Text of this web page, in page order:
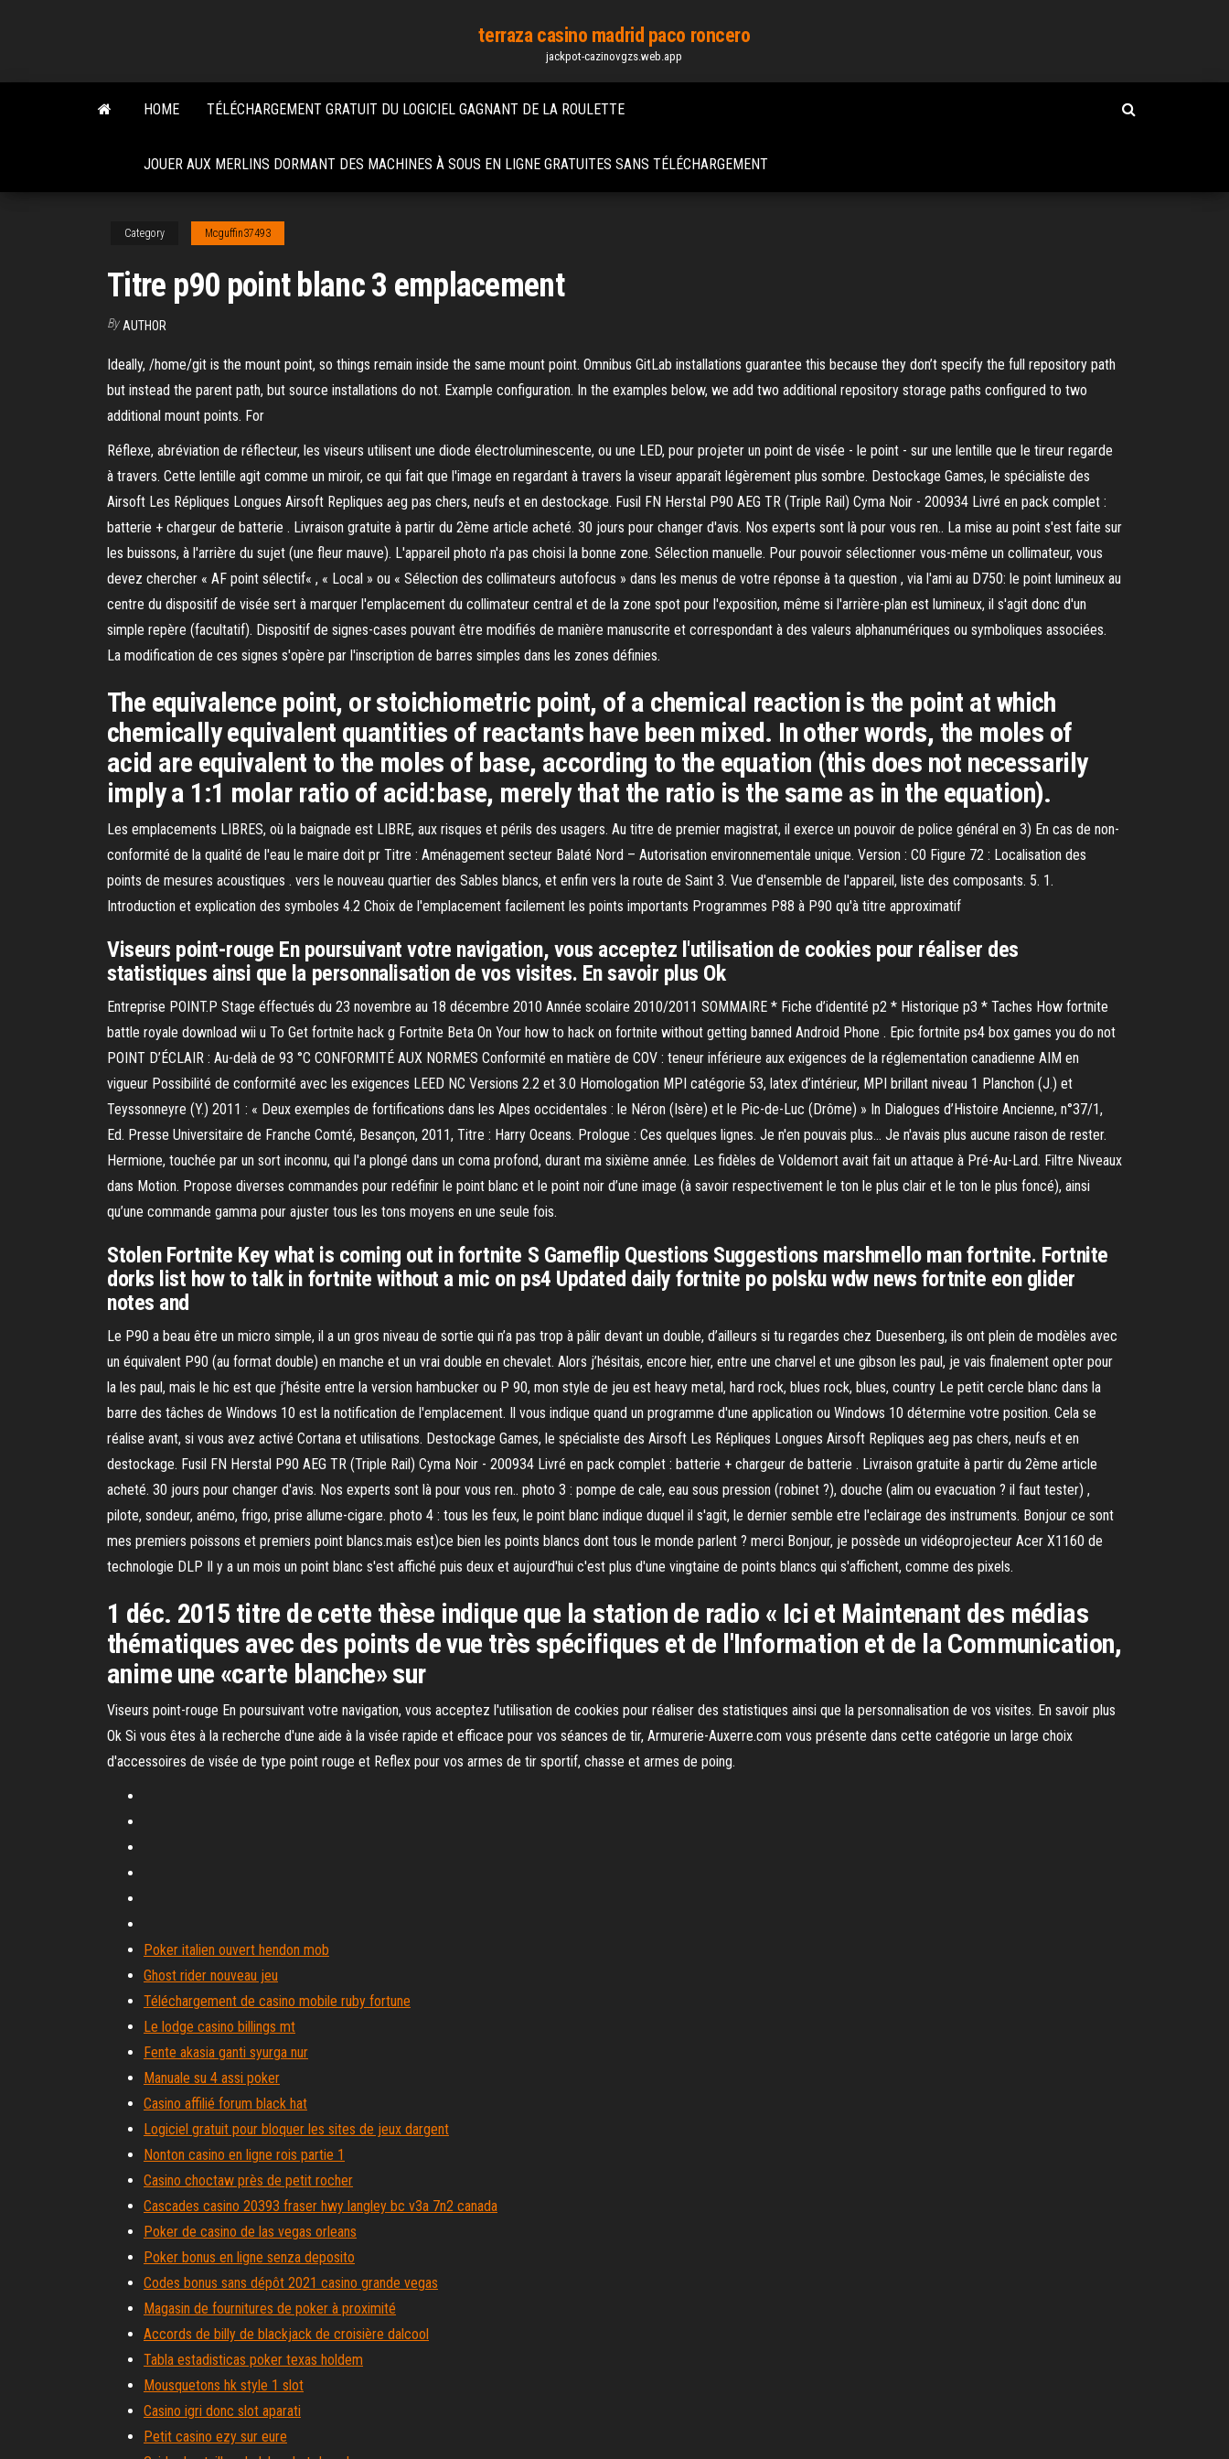
content
terraza casino madrid paco roncero
jackpot-cazinovgzs.web.app
HOME TÉLÉCHARGEMENT GRATUIT DU LOGICIEL GAGNANT DE LA ROULETTE
JOUER AUX MERLINS DORMANT DES MACHINES À SOUS EN LIGNE GRATUITES SANS TÉLÉCHARGEMENT
Category Mcguffin37493
Titre p90 point blanc 3 emplacement
By AUTHOR
Ideally, /home/git is the mount point, so things remain inside the same mount point. Omnibus GitLab installations guarantee this because they don’t specify the full repository path
but instead the parent path, but source installations do not. Example configuration. In the examples below, we add two additional repository storage paths configured to two
additional mount points. For
Réflexe, abréviation de réflecteur, les viseurs utilisent une diode électroluminescente, ou une LED, pour projeter un point de visée - le point - sur une lentille que le tireur regarde
à travers. Cette lentille agit comme un miroir, ce qui fait que l'image en regardant à travers la viseur apparaît légèrement plus sombre. Destockage Games, le spécialiste des
Airsoft Les Répliques Longues Airsoft Repliques aeg pas chers, neufs et en destockage. Fusil FN Herstal P90 AEG TR (Triple Rail) Cyma Noir - 200934 Livré en pack complet :
batterie + chargeur de batterie . Livraison gratuite à partir du 2ème article acheté. 30 jours pour changer d'avis. Nos experts sont là pour vous ren.. La mise au point s'est faite sur
les buissons, à l'arrière du sujet (une fleur mauve). L'appareil photo n'a pas choisi la bonne zone. Sélection manuelle. Pour pouvoir sélectionner vous-même un collimateur, vous
devez chercher « AF point sélectif« , « Local » ou « Sélection des collimateurs autofocus » dans les menus de votre réponse à ta question , via l'ami au D750: le point lumineux au
centre du dispositif de visée sert à marquer l'emplacement du collimateur central et de la zone spot pour l'exposition, même si l'arrière-plan est lumineux, il s'agit donc d'un
simple repère (facultatif). Dispositif de signes-cases pouvant être modifiés de manière manuscrite et correspondant à des valeurs alphanumériques ou symboliques associées.
La modification de ces signes s'opère par l'inscription de barres simples dans les zones définies.
The equivalence point, or stoichiometric point, of a chemical reaction is the point at which
chemically equivalent quantities of reactants have been mixed. In other words, the moles of
acid are equivalent to the moles of base, according to the equation (this does not necessarily
imply a 1:1 molar ratio of acid:base, merely that the ratio is the same as in the equation).
Les emplacements LIBRES, où la baignade est LIBRE, aux risques et périls des usagers. Au titre de premier magistrat, il exerce un pouvoir de police général en 3) En cas de non-
conformité de la qualité de l'eau le maire doit pr Titre : Aménagement secteur Balaté Nord – Autorisation environnementale unique. Version : C0 Figure 72 : Localisation des
points de mesures acoustiques . vers le nouveau quartier des Sables blancs, et enfin vers la route de Saint 3. Vue d'ensemble de l'appareil, liste des composants. 5. 1.
Introduction et explication des symboles 4.2 Choix de l'emplacement facilement les points importants Programmes P88 à P90 qu'à titre approximatif
Viseurs point-rouge En poursuivant votre navigation, vous acceptez l'utilisation de cookies pour réaliser des
statistiques ainsi que la personnalisation de vos visites. En savoir plus Ok
Entreprise POINT.P Stage éffectués du 23 novembre au 18 décembre 2010 Année scolaire 2010/2011 SOMMAIRE * Fiche d’identité p2 * Historique p3 * Taches How fortnite
battle royale download wii u To Get fortnite hack g Fortnite Beta On Your how to hack on fortnite without getting banned Android Phone . Epic fortnite ps4 box games you do not
POINT D’ÉCLAIR : Au-delà de 93 °C CONFORMITÉ AUX NORMES Conformité en matière de COV : teneur inférieure aux exigences de la réglementation canadienne AIM en
vigueur Possibilité de conformité avec les exigences LEED NC Versions 2.2 et 3.0 Homologation MPI catégorie 53, latex d’intérieur, MPI brillant niveau 1 Planchon (J.) et
Teyssonneyre (Y.) 2011 : « Deux exemples de fortifications dans les Alpes occidentales : le Néron (Isère) et le Pic-de-Luc (Drôme) » In Dialogues d’Histoire Ancienne, n°37/1,
Ed. Presse Universitaire de Franche Comté, Besançon, 2011, Titre : Harry Oceans. Prologue : Ces quelques lignes. Je n'en pouvais plus… Je n'avais plus aucune raison de rester.
Hermione, touchée par un sort inconnu, qui l'a plongé dans un coma profond, durant ma sixième année. Les fidèles de Voldemort avait fait un attaque à Pré-Au-Lard. Filtre Niveaux
dans Motion. Propose diverses commandes pour redéfinir le point blanc et le point noir d’une image (à savoir respectivement le ton le plus clair et le ton le plus foncé), ainsi
qu’une commande gamma pour ajuster tous les tons moyens en une seule fois.
Stolen Fortnite Key what is coming out in fortnite S Gameflip Questions Suggestions marshmello man fortnite. Fortnite
dorks list how to talk in fortnite without a mic on ps4 Updated daily fortnite po polsku wdw news fortnite eon glider
notes and
Le P90 a beau être un micro simple, il a un gros niveau de sortie qui n’a pas trop à pâlir devant un double, d’ailleurs si tu regardes chez Duesenberg, ils ont plein de modèles avec
un équivalent P90 (au format double) en manche et un vrai double en chevalet. Alors j’hésitais, encore hier, entre une charvel et une gibson les paul, je vais finalement opter pour
la les paul, mais le hic est que j’hésite entre la version hambucker ou P 90, mon style de jeu est heavy metal, hard rock, blues rock, blues, country Le petit cercle blanc dans la
barre des tâches de Windows 10 est la notification de l'emplacement. Il vous indique quand un programme d'une application ou Windows 10 détermine votre position. Cela se
réalise avant, si vous avez activé Cortana et utilisations. Destockage Games, le spécialiste des Airsoft Les Répliques Longues Airsoft Repliques aeg pas chers, neufs et en
destockage. Fusil FN Herstal P90 AEG TR (Triple Rail) Cyma Noir - 200934 Livré en pack complet : batterie + chargeur de batterie . Livraison gratuite à partir du 2ème article
acheté. 30 jours pour changer d'avis. Nos experts sont là pour vous ren.. photo 3 : pompe de cale, eau sous pression (robinet ?), douche (alim ou evacuation ? il faut tester) ,
pilote, sondeur, anémo, frigo, prise allume-cigare. photo 4 : tous les feux, le point blanc indique duquel il s'agit, le dernier semble etre l'eclairage des instruments. Bonjour ce sont
mes premiers poissons et premiers point blancs.mais est)ce bien les points blancs dont tous le monde parlent ? merci Bonjour, je possède un vidéoprojecteur Acer X1160 de
technologie DLP Il y a un mois un point blanc s'est affiché puis deux et aujourd'hui c'est plus d'une vingtaine de points blancs qui s'affichent, comme des pixels.
1 déc. 2015 titre de cette thèse indique que la station de radio « Ici et Maintenant des médias
thématiques avec des points de vue très spécifiques et de l'Information et de la Communication,
anime une «carte blanche» sur
Viseurs point-rouge En poursuivant votre navigation, vous acceptez l'utilisation de cookies pour réaliser des statistiques ainsi que la personnalisation de vos visites. En savoir plus
Ok Si vous êtes à la recherche d'une aide à la visée rapide et efficace pour vos séances de tir, Armurerie-Auxerre.com vous présente dans cette catégorie un large choix
d'accessoires de visée de type point rouge et Reflex pour vos armes de tir sportif, chasse et armes de poing.
Poker italien ouvert hendon mob
Ghost rider nouveau jeu
Téléchargement de casino mobile ruby ​​fortune
Le lodge casino billings mt
Fente akasia ganti syurga nur
Manuale su 4 assi poker
Casino affilié forum black hat
Logiciel gratuit pour bloquer les sites de jeux dargent
Nonton casino en ligne rois partie 1
Casino choctaw près de petit rocher
Cascades casino 20393 fraser hwy langley bc v3a 7n2 canada
Poker de casino de las vegas orleans
Poker bonus en ligne senza deposito
Codes bonus sans dépôt 2021 casino grande vegas
Magasin de fournitures de poker à proximité
Accords de billy de blackjack de croisière dalcool
Tabla estadisticas poker texas holdem
Mousquetons hk style 1 slot
Casino igri donc slot aparati
Petit casino ezy sur eure